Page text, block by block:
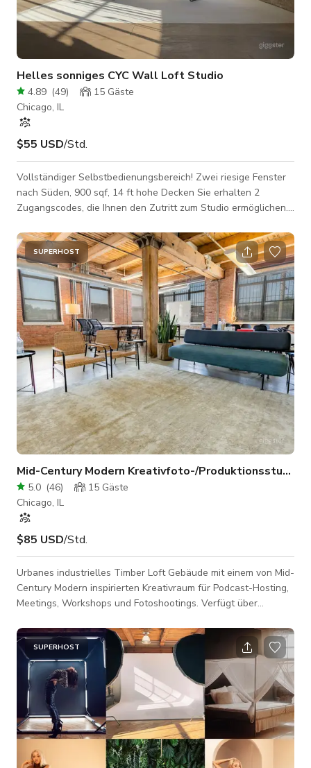
Helles sonniges CYC Wall Loft Studio
4.89 (49) 15 Gäste
Chicago, IL
$55 USD/Std.
Vollständiger Selbstbedienungsbereich! Zwei riesige Fenster
nach Süden, 900 sqf, 14 ft hohe Decken Sie erhalten 2
Zugangscodes, die Ihnen den Zutritt zum Studio ermöglichen.
zweite Code ermöglicht den Zutritt zum Studio und
funktioniert nur während Ihrer gebuchten Zeiten. Nach der
Buchung erhalten Sie außerdem 2 Videoanleitungen: - Wie
man ins Gebäude kommt und das Studio findet - Wie man die
Ausrüstung benutzt 900 sqf Fenster
SUPERHOST
Mid-Century Modern Kreativfoto-/Produktionsstudio
5.0 (46) 15 Gäste
Chicago, IL
$85 USD/Std.
Urbanes industrielles Timber Loft Gebäude mit einem von Mid-
Century Modern inspirierten Kreativraum für Podcast-Hosting,
Meetings, Workshops und Fotoshootings. Verfügt über
Laderampe ist leicht zugänglich und befindet sich auf
derselben Ebene wie das Studio.
SUPERHOST